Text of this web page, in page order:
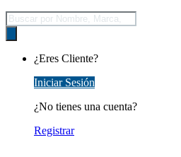
Búsqueda
de
productos
¿Eres Cliente?
Iniciar Sesión
¿No tienes una cuenta?
Registrar